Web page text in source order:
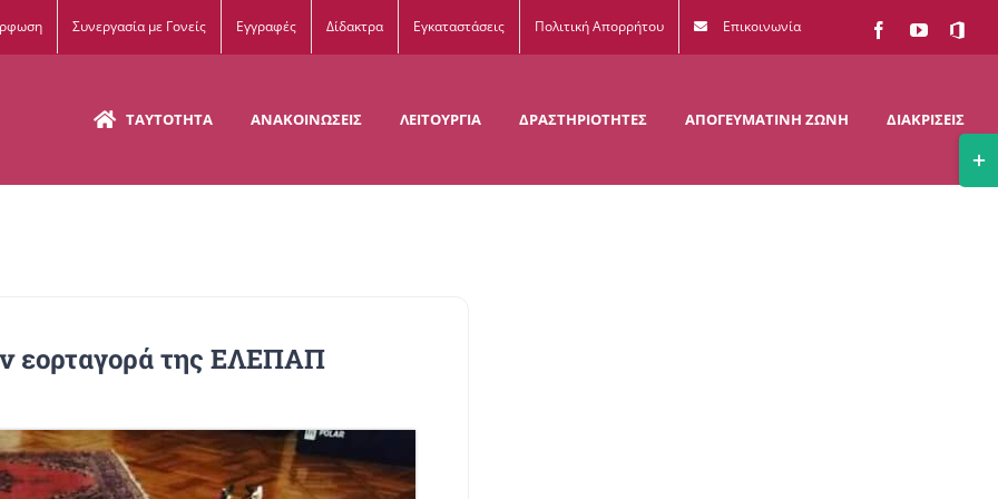
Συνεργασία με Γονείς Εγγραφές Δίδακτρα Εγκαταστάσεις Πολιτική Απορρήτου Επικοινωνία FacebookYouTube
Office
ΤΑΥΤΟΤΗΤΑ ΑΝΑΚΟΙΝΩΣΕΙΣ ΛΕΙΤΟΥΡΓΙΑ ΔΡΑΣΤΗΡΙΟΤΗΤΕΣ ΑΠΟΓΕΥΜΑΤΙΝΗ ΖΩΝΗ ΔΙΑΚΡΙΣΕΙΣ
εορταγορά της ΕΛΕΠΑΠ